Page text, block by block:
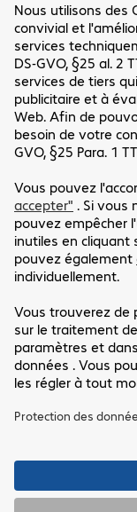
Veuillez tenir
données vous
de vos données
des données.
Envoyer
Service Clients
CGV
Déclaration de
Clause de non-
Nous Situer
Siège social